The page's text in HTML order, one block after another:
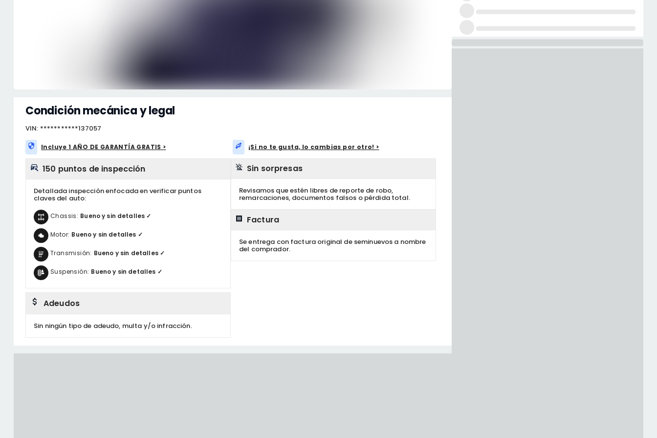
Condición mecánica y legal
VIN: ***********137057
Incluye 1 AÑO DE GARANTÍA GRATIS > ¡Si no te gusta, lo cambias por otro! >
150 puntos de inspección
Detallada inspección enfocada en verificar puntos
claves del auto:
Chassis: Bueno y sin detalles ✓
Motor: Bueno y sin detalles ✓
Transmisión: Bueno y sin detalles ✓
Suspensión: Bueno y sin detalles ✓
Adeudos
Sin ningún tipo de adeudo, multa y/o infracción.
Sin sorpresas
Revisamos que estén libres de reporte de robo,
remarcaciones, documentos falsos o pérdida total.
Factura
Se entrega con factura original de seminuevos a nombre
del comprador.